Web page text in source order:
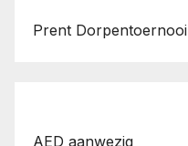
Prent Dorpentoernooi
AED aanwezig